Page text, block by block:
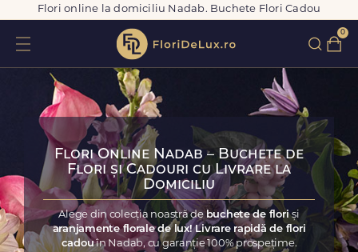
Flori online la domiciliu Nadab. Buchete Flori Cadou
0
Flori Online Nadab – Buchete de
Flori și Cadouri cu Livrare la
Domiciliu
Alege din colecția noastră de buchete de floriși
aranjamente florale de lux! Livrare rapidă de flori
cadouîn Nadab, cu garanție 100% prospețime.